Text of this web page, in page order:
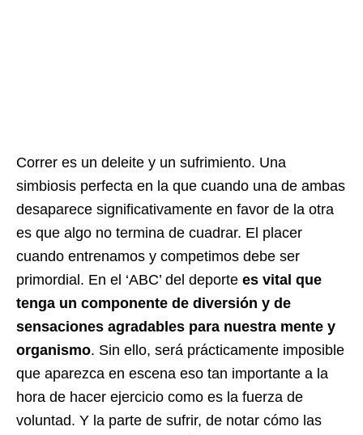
Correr es un deleite y un sufrimiento. Una
simbiosis perfecta en la que cuando una de ambas
desaparece significativamente en favor de la otra
es que algo no termina de cuadrar. El placer
cuando entrenamos y competimos debe ser
primordial. En el ‘ABC’ del deporte es vital que
tenga un componente de diversión y de
sensaciones agradables para nuestra mente y
organismo. Sin ello, será prácticamente imposible
que aparezca en escena eso tan importante a la
hora de hacer ejercicio como es la fuerza de
voluntad. Y la parte de sufrir, de notar cómo las